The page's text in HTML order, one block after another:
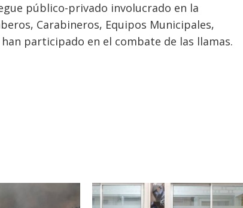
público-privado involucrado en la
Carabineros, Equipos Municipales,
participado en el combate de las llamas.